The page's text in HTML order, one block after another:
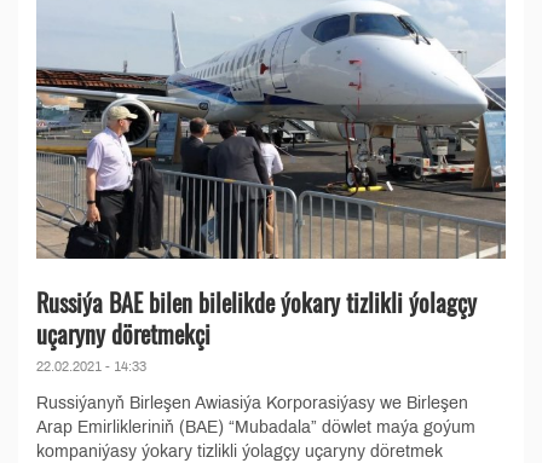
Russiýa BAE bilen bilelikde ýokary tizlikli ýolagçy
uçaryny döretmekçi
22.02.2021 - 14:33
Russiýanyň Birleşen Awiasiýa Korporasiýasy we Birleşen
Arap Emirlikleriniň (BAE) “Mubadala” döwlet maýa goýum
kompaniýasy ýokary tizlikli ýolagçy uçaryny döretmek